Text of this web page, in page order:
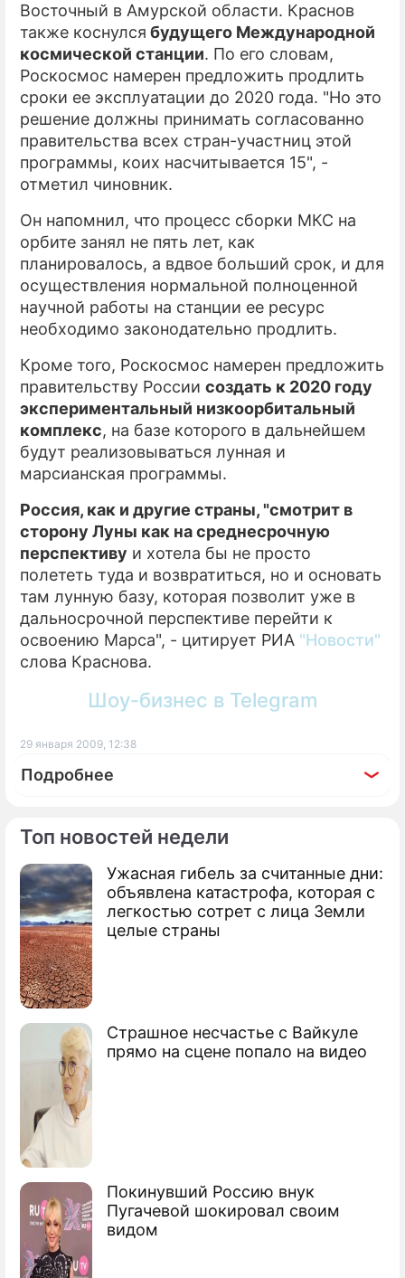
Топ новостей недели
Ужасная гибель за считанные дни:
объявлена катастрофа, которая с
легкостью сотрет с лица Земли
целые страны
Страшное несчастье с Вайкуле
прямо на сцене попало на видео
Покинувший Россию внук
Пугачевой шокировал своим
видом
Восточный в Амурской области. Краснов
также коснулся будущего Международной
космической станции. По его словам,
Роскосмос намерен предложить продлить
сроки ее эксплуатации до 2020 года. "Но это
решение должны принимать согласованно
правительства всех стран-участниц этой
программы, коих насчитывается 15", -
отметил чиновник.
Он напомнил, что процесс сборки МКС на
орбите занял не пять лет, как
планировалось, а вдвое больший срок, и для
осуществления нормальной полноценной
научной работы на станции ее ресурс
необходимо законодательно продлить.
Кроме того, Роскосмос намерен предложить
правительству России создать к 2020 году
экспериментальный низкоорбитальный
комплекс, на базе которого в дальнейшем
будут реализовываться лунная и
марсианская программы.
Россия, как и другие страны, "смотрит в
сторону Луны как на среднесрочную
перспективу и хотела бы не просто
полететь туда и возвратиться, но и основать
там лунную базу, которая позволит уже в
дальносрочной перспективе перейти к
освоению Марса", - цитирует РИА "Новости"
слова Краснова.
Шоу-бизнес в Telegram
29 января 2009, 12:38
Подробнее
По теме
Продолжение: Россия
определила цели в космосе
Российский космос спасут инновации
Россия наращивает космическую мощь
Россия назвала США цену полетов в
космос
Космос